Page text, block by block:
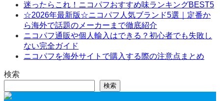
迷ったらこれ！ニコパフおすすめ味ランキングBEST5
☆2026年最新版☆ニコパフ人気ブランド5選｜定番か
ら海外で話題のメーカーまで徹底紹介
ニコパフ通販や個人輸入はできる？初心者でも失敗し
ない完全ガイド
ニコパフを海外サイトで購入する際の注意点まとめ
検索
検索